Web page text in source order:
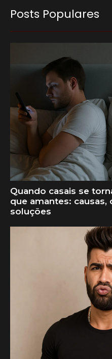
Posts Populares
Quando casais se
que amantes: causas,
soluções